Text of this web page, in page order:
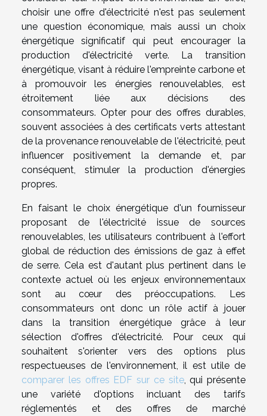
choisir une offre d'électricité n'est pas seulement
une question économique, mais aussi un choix
énergétique significatif qui peut encourager la
production d'électricité verte. La transition
énergétique, visant à réduire l'empreinte carbone et
à promouvoir les énergies renouvelables, est
étroitement liée aux décisions des
consommateurs. Opter pour des offres durables,
souvent associées à des certificats verts attestant
de la provenance renouvelable de l'électricité, peut
influencer positivement la demande et, par
conséquent, stimuler la production d'énergies
propres.
En faisant le choix énergétique d'un fournisseur
proposant de l'électricité issue de sources
renouvelables, les utilisateurs contribuent à l'effort
global de réduction des émissions de gaz à effet
de serre. Cela est d'autant plus pertinent dans le
contexte actuel où les enjeux environnementaux
sont au cœur des préoccupations. Les
consommateurs ont donc un rôle actif à jouer
dans la transition énergétique grâce à leur
sélection d'offres d'électricité. Pour ceux qui
souhaitent s'orienter vers des options plus
respectueuses de l'environnement, il est utile de
comparer les offres EDF sur ce site, qui présente
une variété d'options incluant des tarifs
réglementés et des offres de marché